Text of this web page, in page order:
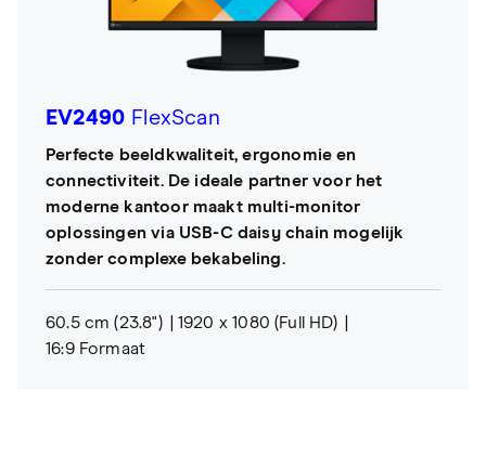
EV2490 FlexScan
Perfecte beeldkwaliteit, ergonomie en
connectiviteit. De ideale partner voor het
moderne kantoor maakt multi-monitor
oplossingen via USB-C daisy chain mogelijk
zonder complexe bekabeling.
60.5 cm (23.8")
1920 x 1080 (Full HD)
16:9 Formaat